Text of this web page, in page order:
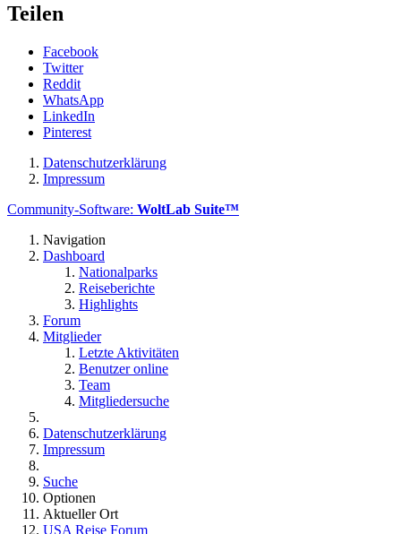
Teilen
Facebook
Twitter
Reddit
WhatsApp
LinkedIn
Pinterest
Datenschutzerklärung
Impressum
Community-Software: WoltLab Suite™
Navigation
Dashboard
Nationalparks
Reiseberichte
Highlights
Forum
Mitglieder
Letzte Aktivitäten
Benutzer online
Team
Mitgliedersuche
Datenschutzerklärung
Impressum
Suche
Optionen
Aktueller Ort
USA Reise Forum